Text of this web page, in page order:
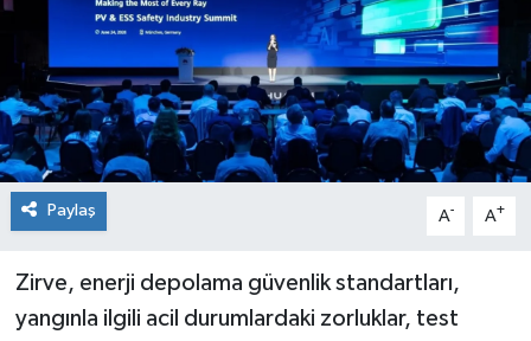
Paylaş A- A+
Zirve, enerji depolama güvenlik standartları,
yangınla ilgili acil durumlardaki zorluklar, test